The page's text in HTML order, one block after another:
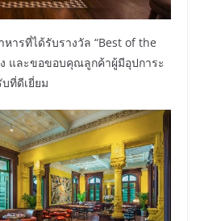
ารที่ได้รับรางวัล “Best of the
และขอขอบคุณลูกค้าผู้มีอุปการะ
ที่ดีเยี่ยม